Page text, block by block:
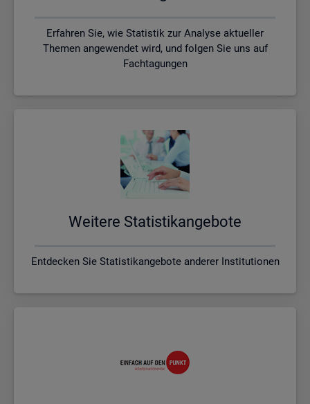
Erfahren Sie, wie Statistik zur Analyse aktueller
Themen angewendet wird, und folgen Sie uns auf
Fachtagungen
Wei­te­re Sta­tis­tik­an­ge­bo­te
Entdecken Sie Statistikangebote anderer Institutionen